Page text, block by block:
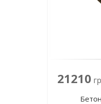
21210